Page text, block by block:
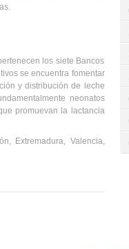
los siete Bancos
se encuentra fomentar
y distribución de leche
neonatos
promuevan la lactancia
Extremadura, Valencia,